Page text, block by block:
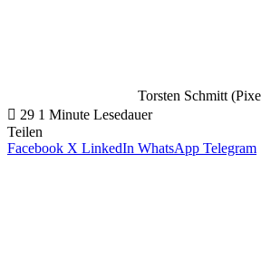
Torsten Schmitt
29 1 Minute Lesedauer
Teilen
Facebook X LinkedIn WhatsApp Telegram